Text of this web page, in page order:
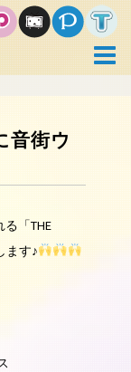
に音街ウ
「THE
ます♪